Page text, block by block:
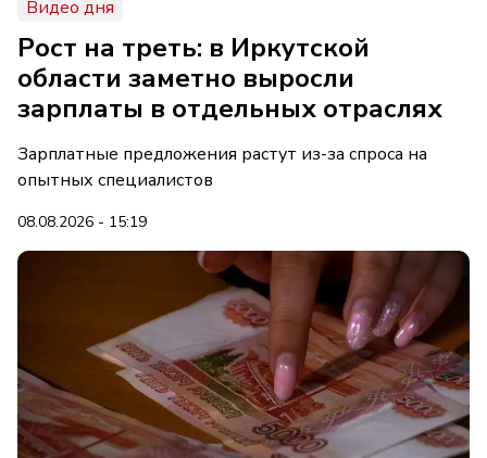
Видео дня
Рост на треть: в Иркутской
области заметно выросли
зарплаты в отдельных отраслях
Зарплатные предложения растут из-за спроса на
опытных специалистов
08.08.2026 - 15:19